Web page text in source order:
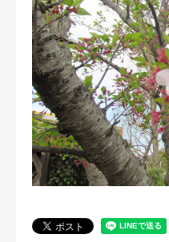
パライソブログ
スタッフ紹介
法人概要